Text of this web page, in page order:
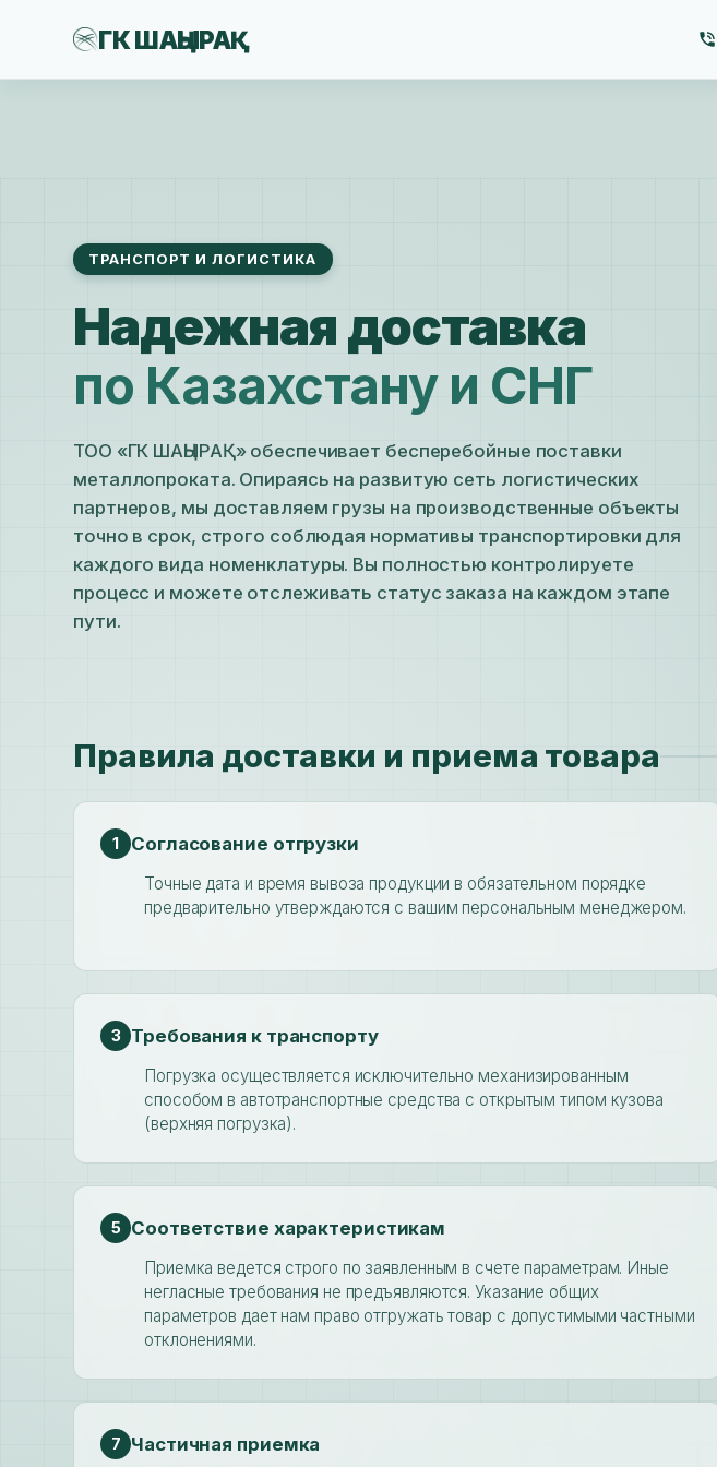
ТРАНСПОРТ И ЛОГИСТИКА
Надежная доставка
по Казахстану и СНГ
ТОО «ГК ШАҢЫРАҚ» обеспечивает бесперебойные поставки
металлопроката. Опираясь на развитую сеть логистических
партнеров, мы доставляем грузы на производственные объекты
точно в срок, строго соблюдая нормативы транспортировки для
каждого вида номенклатуры. Вы полностью контролируете
процесс и можете отслеживать статус заказа на каждом этапе
пути.
Правила доставки и приема товара
1 Согласование отгрузки
Точные дата и время вывоза продукции в обязательном порядке
предварительно утверждаются с вашим персональным менеджером.
3 Требования к транспорту
Погрузка осуществляется исключительно механизированным
способом в автотранспортные средства с открытым типом кузова
(верхняя погрузка).
5 Соответствие характеристикам
Приемка ведется строго по заявленным в счете параметрам. Иные
негласные требования не предъявляются. Указание общих
параметров дает нам право отгружать товар с допустимыми частными
отклонениями.
7 Частичная приемка
ГК ШАҢЫРАҚ